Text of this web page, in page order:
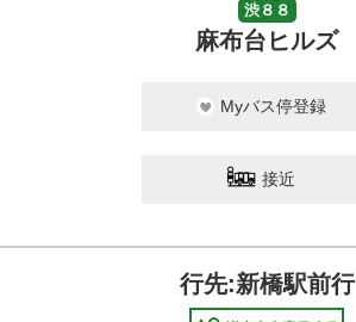
渋８８
麻布台ヒルズ
Myバス停登録
接近
行先:新橋駅前行